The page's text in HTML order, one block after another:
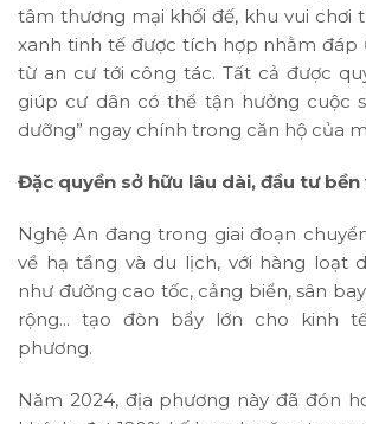
tâm thương mại khối đế, khu vui chơi
xanh tinh tế được tích hợp nhằm đáp
từ an cư tới công tác. Tất cả được
giúp cư dân có thể tận hưởng cuộc
dưỡng” ngay chính trong căn hộ của
Đặc quyền sở hữu lâu dài, đầu tư bền
Nghệ An đang trong giai đoạn
về hạ tầng và du lịch, với hàng loạt
như đường cao tốc, cảng biển, sân
rộng... tạo đòn bẩy lớn cho kinh
phương.
Năm 2024, địa phương này đã đón